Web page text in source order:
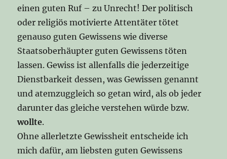
einen guten Ruf – zu Unrecht! Der politisch
oder religiös motivierte Attentäter tötet
genauso guten Gewissens wie diverse
Staatsoberhäupter guten Gewissens töten
lassen. Gewiss ist allenfalls die jederzeitige
Dienstbarkeit dessen, was Gewissen genannt
und atemzuggleich so getan wird, als ob jeder
darunter das gleiche verstehen würde bzw.
wollte.
Ohne allerletzte Gewissheit entscheide ich
mich dafür, am liebsten guten Gewissens